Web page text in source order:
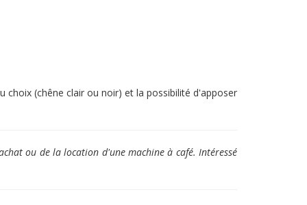
choix (chêne clair ou noir) et la possibilité d'apposer
ou de la location d'une machine à café. Intéressé